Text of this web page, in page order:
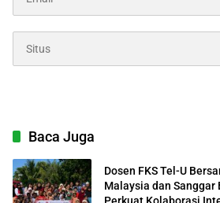
Baca Juga
Dosen FKS Tel-U
Malaysia dan Sanggar
Perkuat Kolaborasi